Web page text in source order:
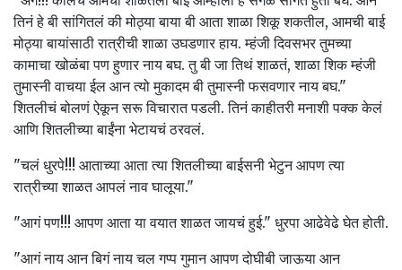
तिनं हे बी सांगितलं की मोठ्या बाया बी आता शाळा शिकू शकतील, आमची बाई
मोठ्या बायांसाठी रात्रीची शाळा उघडणार हाय. म्हंजी दिवसभर तुमच्या
कामाचा खोळंबा पण हुणार नाय बघ. तु बी जा तिथं शाळतं, शाळा शिक म्हंजी
तुमास्नी वाचया ईल आन त्यो मुकादम बी तुमास्नी फसवणार नाय बघ."
शितलीचं बोलणं ऐकून सरू विचारात पडली. तिनं काहीतरी मनाशी पक्क केलं
आणि शितलीच्या बाईंना भेटायचं ठरवलं.
"चलं धुरपे!!! आताच्या आता त्या शितलीच्या बाईसनी भेटुन आपण त्या
रात्रीच्या शाळत आपलं नाव घालूया."
"आगं पण!!! आपण आता या वयात शाळत जायचं हुई." धुरपा आढेवेढे घेत होती.
"आगं नाय आन बिगं नाय चल गप्प गुमान आपण दोघीबी जाऊया आन